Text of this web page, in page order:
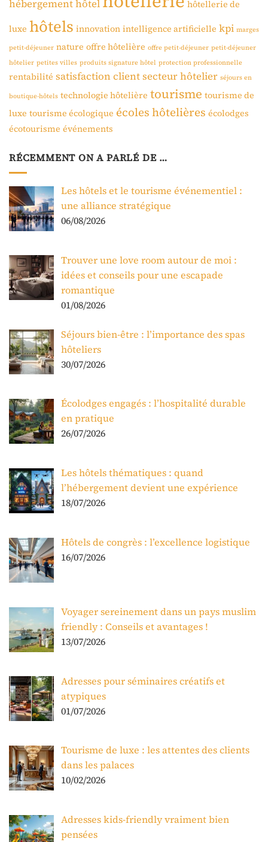
hébergementhôtel hôtellerie de
luxe hôtels innovation intelligence artificielle kpi marges
petit-déjeuner nature offre hôtelière offre petit-déjeuner petit-déjeuner
hôtelier petites villes produits signature hôtel protection professionnelle
rentabilité satisfaction clientsecteur hôtelier séjours en
boutique-hôtels technologie hôtelière tourisme tourisme de
luxe tourisme écologique écoles hôtelières écolodges
écotourisme événements
RÉCEMMENT ON A PARLÉ DE …
Les hôtels et le tourisme événementiel :
une alliance stratégique
06/08/2026
Trouver une love room autour de moi :
idées et conseils pour une escapade
romantique
01/08/2026
Séjours bien-être : l’importance des spas
hôteliers
30/07/2026
Écolodges engagés : l’hospitalité durable
en pratique
26/07/2026
Les hôtels thématiques : quand
l’hébergement devient une expérience
18/07/2026
Hôtels de congrès : l’excellence logistique
16/07/2026
Voyager sereinement dans un pays muslim
friendly : Conseils et avantages !
13/07/2026
Adresses pour séminaires créatifs et
atypiques
01/07/2026
Tourisme de luxe : les attentes des clients
dans les palaces
10/02/2026
Adresses kids-friendly vraiment bien
pensées